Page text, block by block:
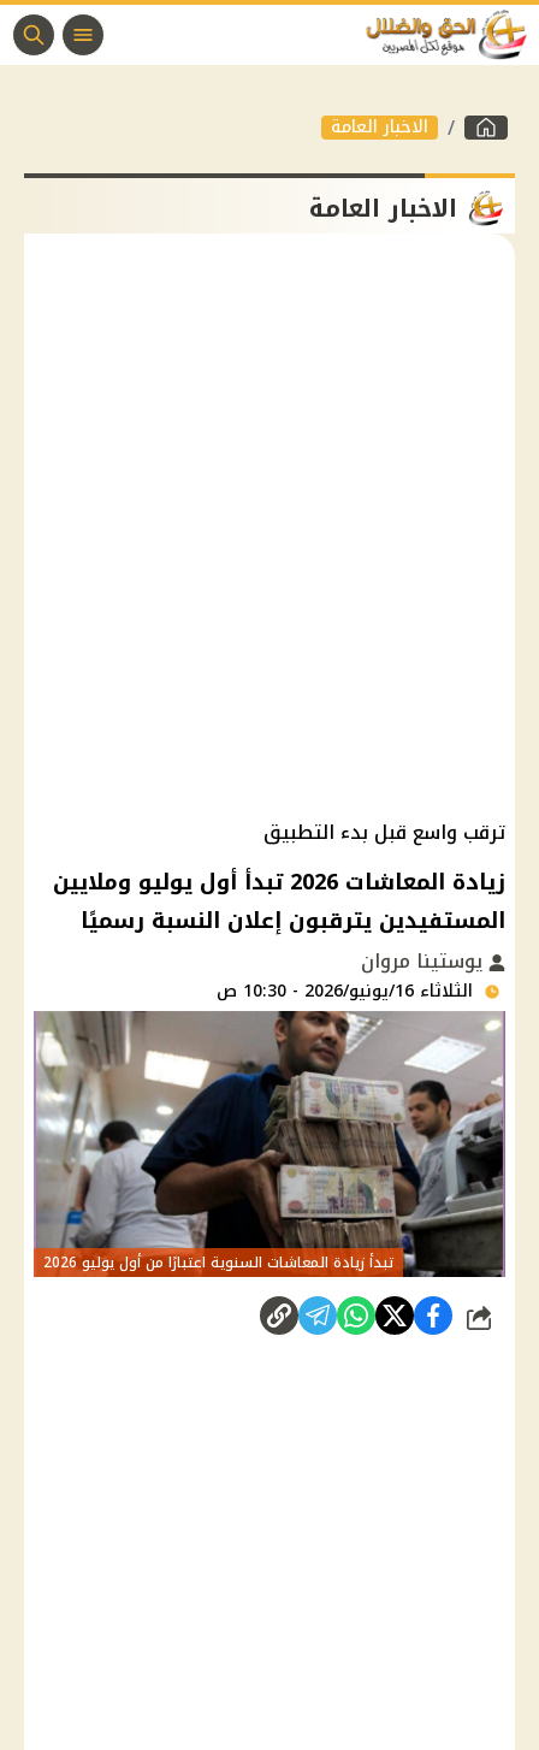
الاخبار العامة
الاخبار العامة
ترقب واسع قبل بدء التطبيق
زيادة المعاشات 2026 تبدأ أول يوليو وملايين
المستفيدين يترقبون إعلان النسبة رسميًا
يوستينا مروان
الثلاثاء 16/يونيو/2026 - 10:30 ص
تبدأ زيادة المعاشات السنوية اعتبارًا من أول يوليو 2026
شارك